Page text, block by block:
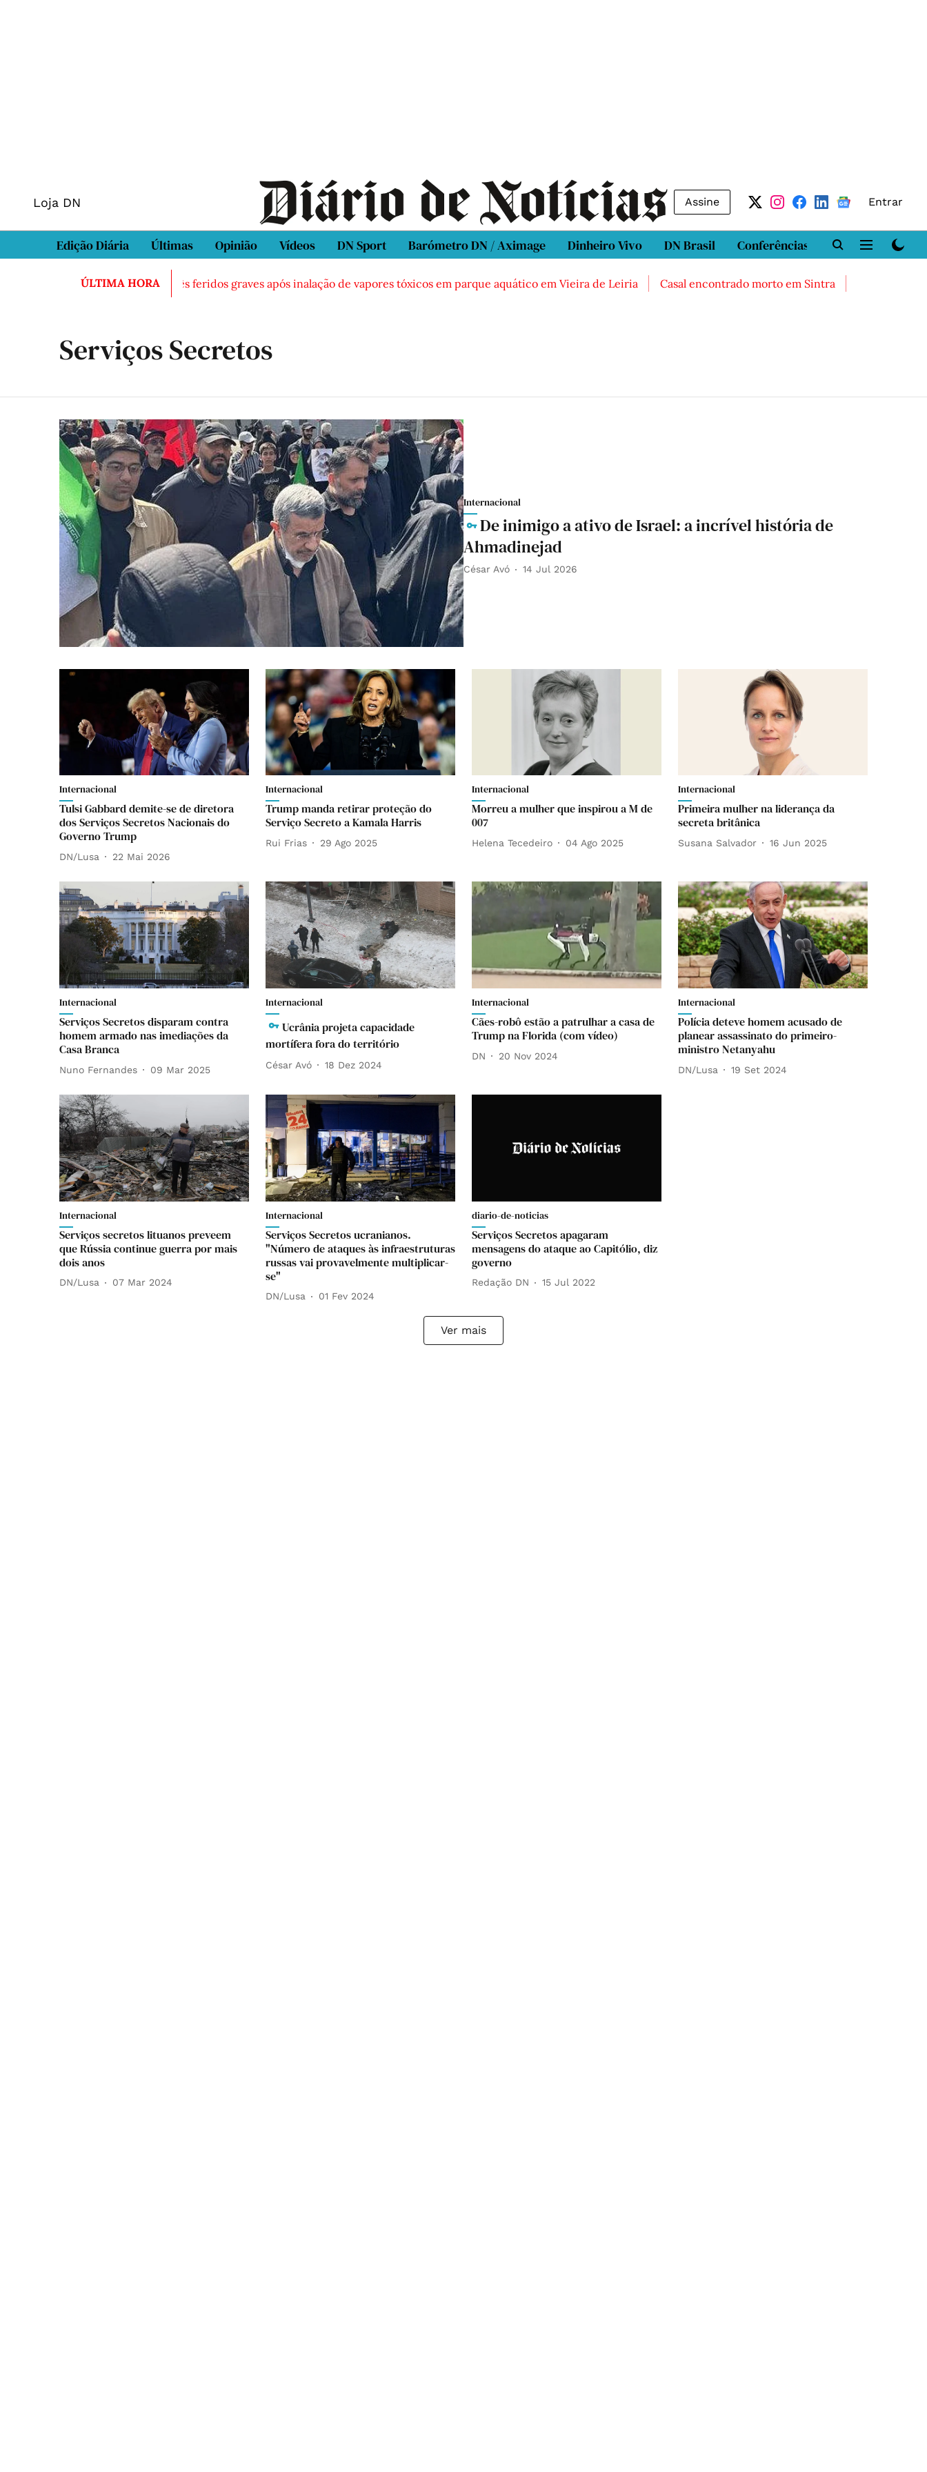
Loja DN Assine Entrar
Edição Diária Últimas Opinião Vídeos DN Sport Barómetro DN / Aximage Dinheiro Vivo DN Brasil Conferências DN LAB
ÚLTIMA HORA
morto em Sintra Três feridos graves após inalação de vapores tóxicos em parque aquático em Vieira de Leiria Casal encontrado morto em Sintra Três feridos graves
Serviços Secretos
Internacional
De inimigo a ativo de Israel: a incrível história de
Ahmadinejad
César Avó 14 Jul 2026
Internacional
Tulsi Gabbard demite-se de diretora
dos Serviços Secretos Nacionais do
Governo Trump
DN/Lusa 22 Mai 2026
Internacional
Trump manda retirar proteção do
Serviço Secreto a Kamala Harris
Rui Frias 29 Ago 2025
Internacional
Morreu a mulher que inspirou a M de
007
Helena Tecedeiro 04 Ago 2025
Internacional
Primeira mulher na liderança da
secreta britânica
Susana Salvador 16 Jun 2025
Internacional
Serviços Secretos disparam contra
homem armado nas imediações da
Casa Branca
Nuno Fernandes 09 Mar 2025
Internacional
Ucrânia projeta capacidade
mortífera fora do território
César Avó 18 Dez 2024
Internacional
Cães-robô estão a patrulhar a casa de
Trump na Florida (com vídeo)
DN 20 Nov 2024
Internacional
Polícia deteve homem acusado de
planear assassinato do primeiro-
ministro Netanyahu
DN/Lusa 19 Set 2024
Internacional
Serviços secretos lituanos preveem
que Rússia continue guerra por mais
dois anos
DN/Lusa 07 Mar 2024
Internacional
Serviços Secretos ucranianos.
"Número de ataques às infraestruturas
russas vai provavelmente multiplicar-
se"
DN/Lusa 01 Fev 2024
diario-de-noticias
Serviços Secretos apagaram
mensagens do ataque ao Capitólio, diz
governo
Redação DN 15 Jul 2022
Ver mais